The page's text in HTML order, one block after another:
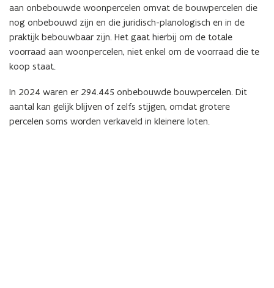
aan onbebouwde woonpercelen omvat de bouwpercelen die
nog onbebouwd zijn en die juridisch-planologisch en in de
praktijk bebouwbaar zijn. Het gaat hierbij om de totale
voorraad aan woonpercelen, niet enkel om de voorraad die te
koop staat.
In 2024 waren er 294.445 onbebouwde bouwpercelen. Dit
aantal kan gelijk blijven of zelfs stijgen, omdat grotere
percelen soms worden verkaveld in kleinere loten.